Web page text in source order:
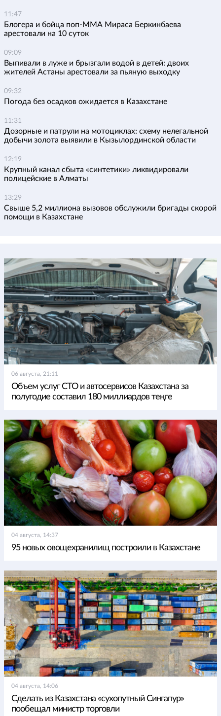
11:47
Блогера и бойца поп-ММА Мираса Беркинбаева
арестовали на 10 суток
09:09
Выпивали в луже и брызгали водой в детей: двоих
жителей Астаны арестовали за пьяную выходку
09:32
Погода без осадков ожидается в Казахстане
11:31
Дозорные и патрули на мотоциклах: схему нелегальной
добычи золота выявили в Кызылординской области
12:19
Крупный канал сбыта «синтетики» ликвидировали
полицейские в Алматы
13:29
Свыше 5,2 миллиона вызовов обслужили бригады скорой
помощи в Казахстане
06 августа, 21:11
Объем услуг СТО и автосервисов Казахстана за
полугодие составил 180 миллиардов теңге
04 августа, 14:37
95 новых овощехранилищ построили в Казахстане
04 августа, 14:06
Сделать из Казахстана «сухопутный Сингапур»
пообещал министр торговли